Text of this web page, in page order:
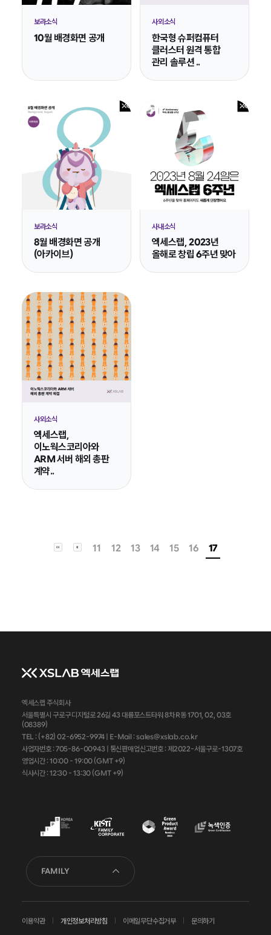
보라소식
10월 배경화면 공개
사외소식
한국형 슈퍼컴퓨터
클러스터 원격 통합
관리 솔루션 ..
보라소식
8월 배경화면 공개
(아카이브)
사내소식
엑세스랩, 2023년
올해로 창립 6주년 맞아
사외소식
엑세스랩,
이노웍스코리아와
ARM 서버 해외 총판
계약..
11 12 13 14 15 16 17
엑세스랩 주식회사
서울특별시 구로구 디지털로 26길 43 대륭포스트타워 8차 R동 1701, 02, 03호
(08389)
TEL : (+82) 02-6952-9974 |
E-Mail : sales@xslab.co.kr
사업자번호 : 705-86-00943| 통신판매업신고번호 : 제2022-서울구로-1307호
영업시간 : 10:00 - 19:00 (GMT +9)
식사시간 : 12:30 - 13:30 (GMT +9)
FAMILY
이용약관 개인정보처리방침 이메일무단수집거부 문의하기